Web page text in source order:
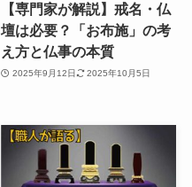
【専門家が解説】戒名・仏
壇は必要？「お布施」の考
え方と仏事の本質
2025年9月12日 2025年10月5日